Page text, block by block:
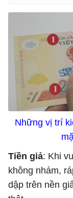
Những vị trí
Tiền giả: Khi
không nhám,
dập trên nền